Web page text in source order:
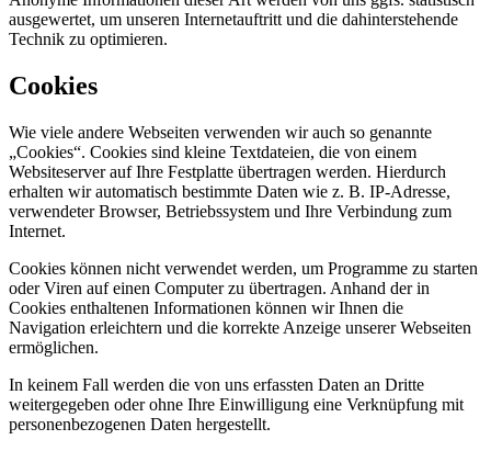
ausgewertet, um unseren Internetauftritt und die dahinterstehende
Technik zu optimieren.
Cookies
Wie viele andere Webseiten verwenden wir auch so genannte
„Cookies“. Cookies sind kleine Textdateien, die von einem
Websiteserver auf Ihre Festplatte übertragen werden. Hierdurch
erhalten wir automatisch bestimmte Daten wie z. B. IP-Adresse,
verwendeter Browser, Betriebssystem und Ihre Verbindung zum
Internet.
Cookies können nicht verwendet werden, um Programme zu starten
oder Viren auf einen Computer zu übertragen. Anhand der in
Cookies enthaltenen Informationen können wir Ihnen die
Navigation erleichtern und die korrekte Anzeige unserer Webseiten
ermöglichen.
In keinem Fall werden die von uns erfassten Daten an Dritte
weitergegeben oder ohne Ihre Einwilligung eine Verknüpfung mit
personenbezogenen Daten hergestellt.